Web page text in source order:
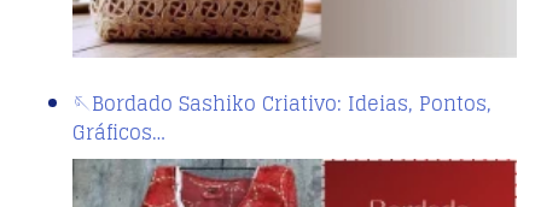
🪡Bordado Sashiko Criativo: Ideias, Pontos,
Gráficos…